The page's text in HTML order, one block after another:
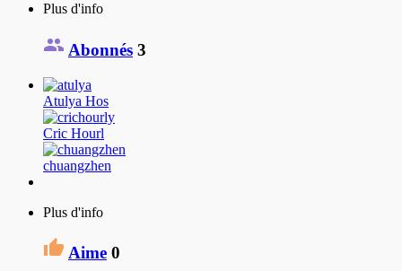
Plus d'info
Abonnés 3
Atulya Hos
Cric Hourl
chuangzhen
Plus d'info
Aime 0